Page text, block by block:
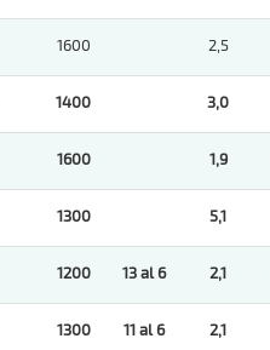
1600 2,5
1400 3,0
1600 1,9
1300 5,1
1200 13 al 6 2,1
1300 11 al 6 2,1